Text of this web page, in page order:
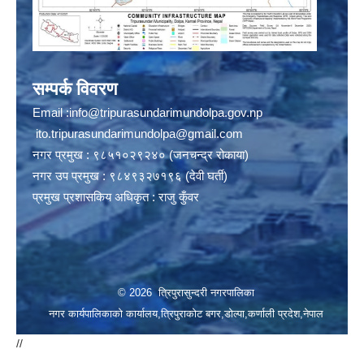
सम्पर्क विवरण
Email :info@tripurasundarimundolpa.gov.np
ito.tripurasundarimundolpa@gmail.com
नगर प्रमुख : ९८५१०२९२४० (जनचन्द्र रोकाया)
नगर उप प्रमुख : ९८४९३२७१९६ (देवी घर्ती)
प्रमुख प्रशासकिय अधिकृत : राजु कुँवर
© 2026 त्रिपुरासुन्दरी नगरपालिका
नगर कार्यपालिकाको कार्यालय,त्रिपुराकोट बगर,डोल्पा,कर्णाली प्रदेश,नेपाल
//